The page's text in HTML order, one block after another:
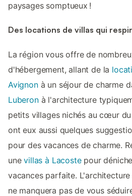
paysages somptueux !
Des locations de villas qui
La région vous offre de
d'hébergement, allant de la
Avignonà un séjour de charme
Luberonà l'architecture
petits villages nichés au cœur
ont eux aussi quelques
pour des vacances de charme.
unevillas à Lacostepour
vacances parfaite.
ne manquera pas de vous